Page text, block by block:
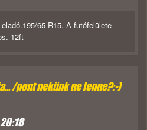
65 R15. A futófelülete
12ft
/pont nekünk ne lenne?:-)